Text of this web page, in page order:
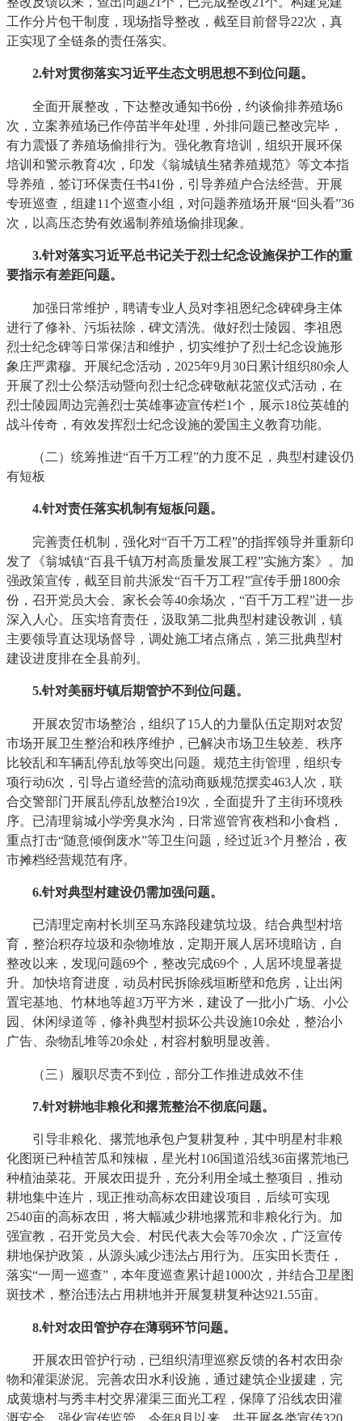
工作分片包干制度，现场指导整改，截至目前督导22次，真
正实现了全链条的责任落实。
2.针对贯彻落实习近平生态文明思想不到位问题。
全面开展整改，下达整改通知书6份，约谈偷排养殖场6
次，立案养殖场已作停苗半年处理，外排问题已整改完毕，
有力震慑了养殖场偷排行为。强化教育培训，组织开展环保
培训和警示教育4次，印发《翁城镇生猪养殖规范》等文本指
导养殖，签订环保责任书41份，引导养殖户合法经营。开展
专班巡查，组建11个巡查小组，对问题养殖场开展“回头看”36
次，以高压态势有效遏制养殖场偷排现象。
3.针对落实习近平总书记关于烈士纪念设施保护工作的重
要指示有差距问题。
加强日常维护，聘请专业人员对李祖恩纪念碑碑身主体
进行了修补、污垢祛除，碑文清洗。做好烈士陵园、李祖恩
烈士纪念碑等日常保洁和维护，切实维护了烈士纪念设施形
象庄严肃穆。开展纪念活动，2025年9月30日累计组织80余人
开展了烈士公祭活动暨向烈士纪念碑敬献花篮仪式活动，在
烈士陵园周边完善烈士英雄事迹宣传栏1个，展示18位英雄的
战斗传奇，有效发挥烈士纪念设施的爱国主义教育功能。
（二）统筹推进“百千万工程”的力度不足，典型村建设仍
有短板
4.针对责任落实机制有短板问题。
完善责任机制，强化对“百千万工程”的指挥领导并重新印
发了《翁城镇“百县千镇万村高质量发展工程”实施方案》。加
强政策宣传，截至目前共派发“百千万工程”宣传手册1800余
份，召开党员大会、家长会等40余场次，“百千万工程”进一步
深入人心。压实培育责任，汲取第二批典型村建设教训，镇
主要领导直达现场督导，调处施工堵点痛点，第三批典型村
建设进度排在全县前列。
5.针对美丽圩镇后期管护不到位问题。
开展农贸市场整治，组织了15人的力量队伍定期对农贸
市场开展卫生整治和秩序维护，已解决市场卫生较差、秩序
比较乱和车辆乱停乱放等突出问题。规范主街管理，组织专
项行动6次，引导占道经营的流动商贩规范摆卖463人次，联
合交警部门开展乱停乱放整治19次，全面提升了主街环境秩
序。已清理翁城小学旁臭水沟，日常巡管宵夜档和小食档，
重点打击“随意倾倒废水”等卫生问题，经过近3个月整治，夜
市摊档经营规范有序。
6.针对典型村建设仍需加强问题。
已清理定南村长圳至马东路段建筑垃圾。结合典型村培
育，整治积存垃圾和杂物堆放，定期开展人居环境暗访，自
整改以来，发现问题69个，整改完成69个，人居环境显著提
升。加快培育进度，动员村民拆除残垣断壁和危房，让出闲
置宅基地、竹林地等超3万平方米，建设了一批小广场、小公
园、休闲绿道等，修补典型村损坏公共设施10余处，整治小
广告、杂物乱堆等20余处，村容村貌明显改善。
（三）履职尽责不到位，部分工作推进成效不佳
7.针对耕地非粮化和撂荒整治不彻底问题。
引导非粮化、撂荒地承包户复耕复种，其中明星村非粮
化图斑已种植苦瓜和辣椒，星光村106国道沿线36亩撂荒地已
种植油菜花。开展农田提升，充分利用全域土整项目，推动
耕地集中连片，现正推动高标农田建设项目，后续可实现
2540亩的高标农田，将大幅减少耕地撂荒和非粮化行为。加
强宣教，召开党员大会、村民代表大会等70余次，广泛宣传
耕地保护政策，从源头减少违法占用行为。压实田长责任，
落实“一周一巡查”，本年度巡查累计超1000次，并结合卫星图
斑技术，整治违法占用耕地并开展复耕复种达921.55亩。
8.针对农田管护存在薄弱环节问题。
开展农田管护行动，已组织清理巡察反馈的各村农田杂
物和灌渠淤泥。完善农田水利设施，通过建筑企业援建，完
成黄塘村与秀丰村交界灌渠三面光工程，保障了沿线农田灌